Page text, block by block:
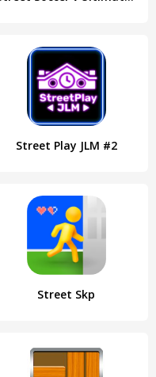
Street Play JLM #2
Street Skp